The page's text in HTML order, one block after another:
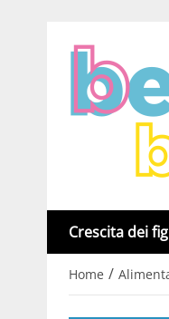
Crescita dei
Home /